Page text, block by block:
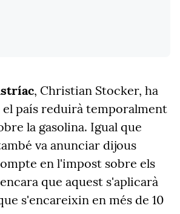
, Christian Stocker, ha
el país reduirà temporalment
la gasolina. Igual que
va anunciar dijous
en l'impost sobre els
que aquest s'aplicarà
s'encareixin en més de 10